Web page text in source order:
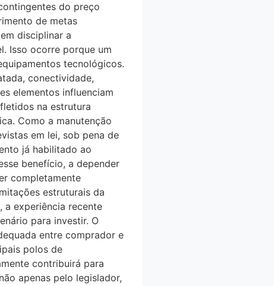
do preço
de metas
disciplinar a
Isso ocorre porque um
tecnológicos.
conectividade,
elementos influenciam
na estrutura
Como a manutenção
em lei, sob pena de
já habilitado ao
benefício, a depender
completamente
estruturais da
a experiência recente
para investir. O
entre comprador e
polos de
contribuirá para
apenas pelo legislador,